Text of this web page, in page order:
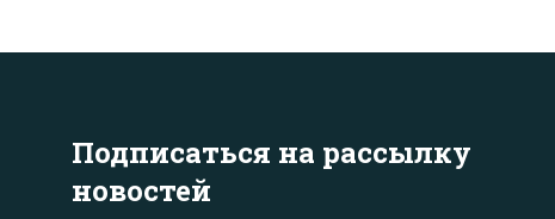
Подписаться на рассылку
новостей